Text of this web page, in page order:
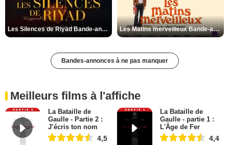
Les Silences de Riyad Bande-annonce VO STFR Les Matins merveilleux Bande-annonce VF
Bandes-annonces à ne pas manquer
Meilleurs films à l'affiche
La Bataille de
Gaulle - Partie 2 :
J’écris ton nom
4,5
La Bataille de
Gaulle - partie 1 :
L'Âge de Fer
4,4